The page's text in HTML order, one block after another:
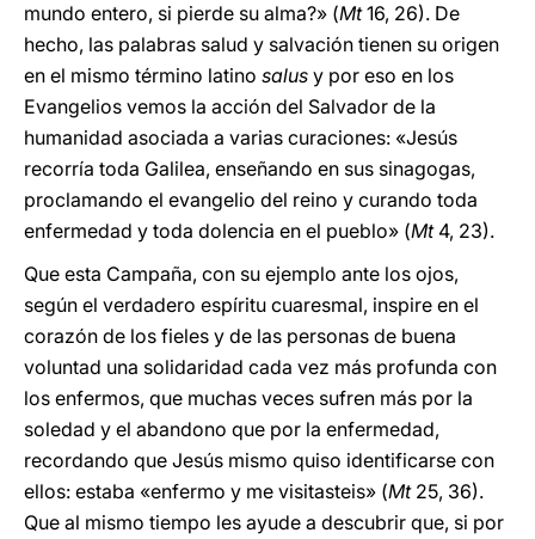
mundo entero, si pierde su alma?» (Mt16, 26). De
hecho, las palabras salud y salvación tienen su origen
en el mismo término latino salus y por eso en los
Evangelios vemos la acción del Salvador de la
humanidad asociada a varias curaciones: «Jesús
recorría toda Galilea, enseñando en sus sinagogas,
proclamando el evangelio del reino y curando toda
enfermedad y toda dolencia en el pueblo» (Mt4, 23).
Que esta Campaña, con su ejemplo ante los ojos,
según el verdadero espíritu cuaresmal, inspire en el
corazón de los fieles y de las personas de buena
voluntad una solidaridad cada vez más profunda con
los enfermos, que muchas veces sufren más por la
soledad y el abandono que por la enfermedad,
recordando que Jesús mismo quiso identificarse con
ellos: estaba «enfermo y me visitasteis» (Mt25, 36).
Que al mismo tiempo les ayude a descubrir que, si por